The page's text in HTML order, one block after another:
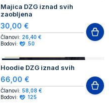
NOVO
Majica DZG iznad svih
zaobljena
30,00 €
Članovi: 26,40 €
Bodovi:
50
NOVO
Hoodie DZG iznad svih
66,00 €
Članovi: 58,08 €
Bodovi:
125